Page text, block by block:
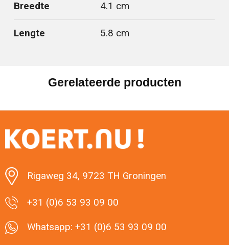
Breedte 4.1 cm
Lengte 5.8 cm
Gerelateerde producten
Rigaweg 34, 9723 TH Groningen
+31 (0)6 53 93 09 00
Whatsapp: +31 (0)6 53 93 09 00